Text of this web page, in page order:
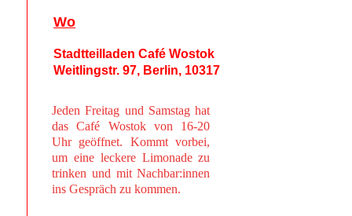
Jeden Freitag und Samstag hat
das Café Wostok von 16-20
Uhr geöffnet. Kommt vorbei,
um eine leckere Limonade zu
trinken und mit Nachbar:innen
ins Gespräch zu kommen.
Wo
Stadtteilladen Café Wostok
Weitlingstr. 97, Berlin, 10317